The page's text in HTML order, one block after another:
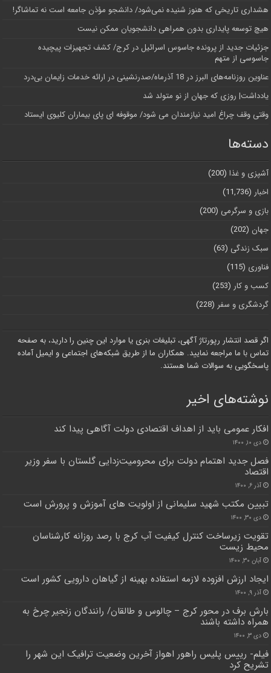
هشداری تاریخی که هنوز شنیده نمی‌شود/ دانشجو مؤذن جامعه است نه تماشاگر!
هیچ توسعه پایداری بدون همراهی دانشجویان ممکن نیست
جزئیات جدید از پرونده جاسوس اسرائیل در کرج/‌ کشف تجهیزات پیچیده
جاسوسی از متهم
عناوین روزنامه‌های البرز در ‌18 آذرماه/صدرنشینی در ارائه خدمات زایمان بی‌درد
یادداشت| روزی که جهان از نو متولد شد
وقتی وقف چراغ امید نیازمندان می شود/ موقوفه ای پای بیماران کلیوی ایستاد
دسته‌ها
آشپزی و غذا (200)
اخبار (11,736)
بازی و سرگرمی (200)
جهان (202)
سبک زندگی (63)
فناوری (115)
کسب و کار (253)
گردشگری و سفر (228)
اگر قصد انتشار رپورتاژ آگهی، تبلیغات بنری یا موارد این چنین را دارید، به صفحه
تماس با ما مراجعه نمایید. همکاران ما از طریق شبکه‌های اجتماعی و ایمیل آماده
پاسخگویی به سوالات شما هستند.
نوشته‌های اخیر
افکار عمومی باید از اهداف اقتصادی دولت آگاهی پیدا کند
دی ۱۰, ۱۴۰۰
فصل جدید اهتمام دولت برای محرومیت‌زدایی گلستان با سفر وزیر
اقتصاد
آذر ۶, ۱۴۰۰
تبیین مکتب شهید سلیمانی از اولویت های آموزش و پرورش است
دی ۳۰, ۱۴۰۰
تقویت زیرساخت کنترل کیفیت آب کرج با رصد روزانه کارشناسان
محیط زیست
آبان ۳۰, ۱۴۰۰
ایجاد ارزش افزوده لازمه استفاده بهینه از گیاهان دارویی کشور است
آذر ۹, ۱۴۰۰
بارش برف در محور کرج – چالوس و طالقان/ رانندگان زنجیر چرخ به
همراه داشته باشند
دی ۳, ۱۴۰۰
فیلم- رییس پلیس راهور اهواز آخرین وضعیت ترافیک این شهر را
تشریح کرد